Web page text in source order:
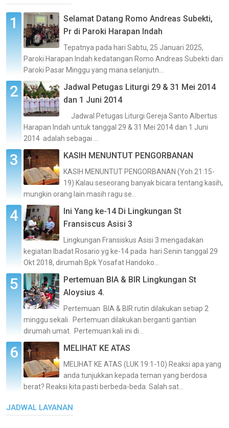
Selamat Datang Romo Andreas Subekti,
Pr di Paroki Harapan Indah
Tepatnya pada hari Sabtu, 25 Januari 2025,
Paroki Harapan Indah kedatangan Romo Andreas Subekti dari
Paroki Pasar Minggu yang mana selanjutn...
Jadwal Petugas Liturgi 29 & 31 Mei 2014
dan 1 Juni 2014
Jadwal Petugas Liturgi Gereja Santo Albertus
Harapan Indah untuk tanggal 29 & 31 Mei 2014 dan 1 Juni
2014 adalah sebagai ...
KASIH MENUNTUT PENGORBANAN
KASIH MENUNTUT PENGORBANAN (Yoh 21:15-
19) Kalau seseorang banyak bicara tentang kasih,
mungkin orang lain masih ragu se...
Ini Yang ke-14 Di Lingkungan St
Fransiscus Asisi 3
Lingkungan Fransiskus Asisi 3 mengadakan
kegiatan Ibadat Rosario yg ke-14 pada hari Senin tanggal 29
Okt 2018, dirumah Bpk Yosafat Handoko...
Pertemuan BIA & BIR Lingkungan St
Aloysius 4.
Pertemuan BIA & BIR rutin dilakukan setiap 2
minggu sekali. Pertemuan dilakukan berganti gantian
dirumah umat. Pertemuan kali ini di...
MELIHAT KE ATAS
MELIHAT KE ATAS (LUK 19:1-10) Reaksi apa yang
anda tunjukkan kepada teman yang berdosa
berat? Reaksi kita pasti berbeda-beda. Salah sat...
JADWAL LAYANAN